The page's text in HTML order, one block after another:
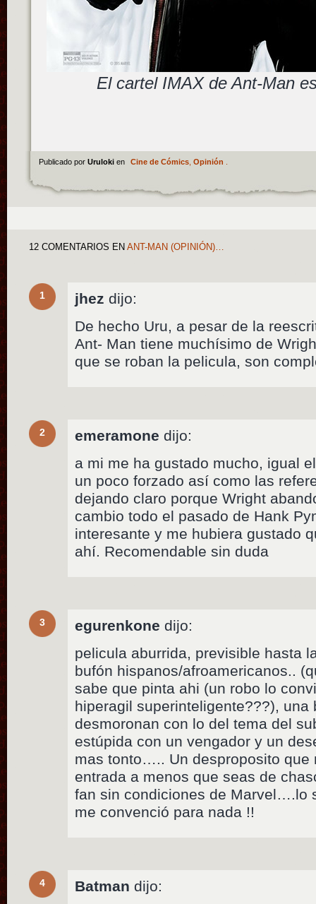
El cartel IMAX de Ant-Man
Publicado por Uruloki en Cine de Cómics, Opinión
12 COMENTARIOS EN ANT-MAN (OPINIÓN)…
1 jhez dijo:
De hecho Uru, a pesar de la
Ant- Man tiene muchísimo de
que se roban la pelicula, son
2 emeramone dijo:
a mi me ha gustado mucho, igual
un poco forzado así como las
dejando claro porque Wright
cambio todo el pasado de Hank
interesante y me hubiera gustado
ahí. Recomendable sin duda
3 egurenkone dijo:
pelicula aburrida, previsible hasta
bufón hispanos/afroamericanos..
sabe que pinta ahi (un robo lo
hiperagil superinteligente???), una
desmoronan con lo del tema del
estúpida con un vengador y un
mas tonto….. Un desproposito que
entrada a menos que seas de
fan sin condiciones de Marvel….lo
me convenció para nada !!
4 Batman dijo: